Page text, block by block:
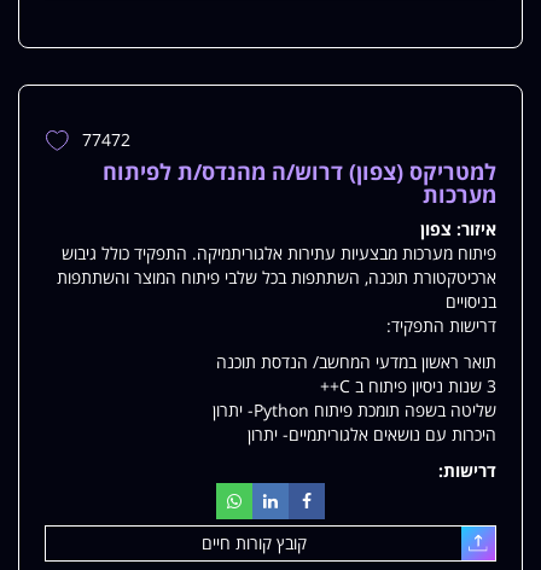
הוספת
77472
למטריקס (צפון) דרוש/ה מהנדס/ת לפיתוח
מערכות
איזור: צפון
פיתוח מערכות מבצעיות עתירות אלגוריתמיקה. התפקיד כולל גיבוש
ארכיטקטורת תוכנה, השתתפות בכל שלבי פיתוח המוצר והשתתפות
בניסויים
דרישות התפקיד:
תואר ראשון במדעי המחשב/ הנדסת תוכנה
3 שנות ניסיון פיתוח ב C++
שליטה בשפה תומכת פיתוח Python- יתרון
היכרות עם נושאים אלגוריתמיים- יתרון
דרישות:
עלאת
קובץ קורות חיים